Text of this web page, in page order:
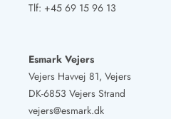
Tlf: +45 69 15 96 13
Esmark Vejers
Vejers Havvej 81, Vejers
DK-6853 Vejers Strand
vejers@esmark.dk